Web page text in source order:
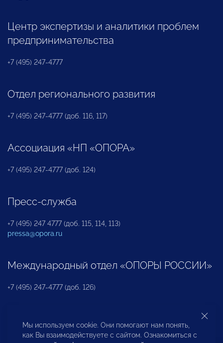
Центр экспертизы и аналитики проблем
предпринимательства
+7 (495) 247-4777
Отдел регионального развития
+7 (495) 247-4777 (доб. 116, 117)
Ассоциация «НП «ОПОРА»
+7 (495) 247-4777 (доб. 124)
Пресс-служба
+7 (495) 247 4777 (доб. 115, 114, 113)
pressa@opora.ru
Международный отдел «ОПОРЫ РОССИИ»
+7 (495) 247-4777 (доб. 126)
Бюро по защите прав предпринимателей и
инвесторов
Мы используем cookie. Они помогают нам понять,
как Вы взаимодействуете с сайтом. Ознакомиться с